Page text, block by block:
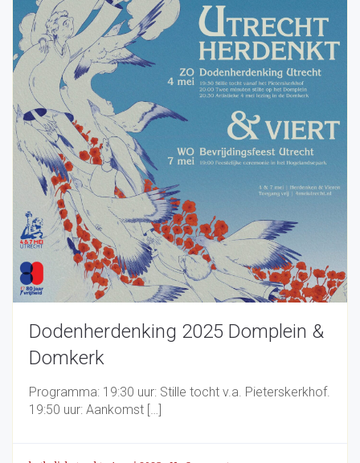
Dodenherdenking 2025 Domplein &
Domkerk
Programma: 19:30 uur: Stille tocht v.a. Pieterskerkhof.
19:50 uur: Aankomst […]